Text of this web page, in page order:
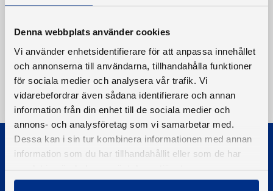
Denna webbplats använder cookies
Vi använder enhetsidentifierare för att anpassa innehållet
och annonserna till användarna, tillhandahålla funktioner
för sociala medier och analysera vår trafik. Vi
vidarebefordrar även sådana identifierare och annan
information från din enhet till de sociala medier och
annons- och analysföretag som vi samarbetar med.
Dessa kan i sin tur kombinera informationen med annan
information som du har tillhandahållit eller som de har